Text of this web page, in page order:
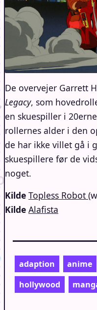
De overvejer Garrett
Legacy, som
en skuespiller i
rollernes alder i den
de har ikke villet gå i
skuespillere før de
noget.
Kilde Topless Robot
Kilde Alafista
adaption anime
hollywood